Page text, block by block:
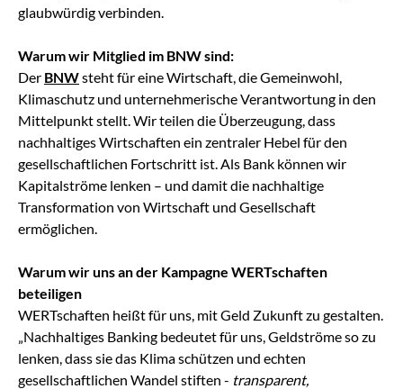
glaubwürdig verbinden.
Warum wir Mitglied im BNW sind:
Der BNWsteht für eine Wirtschaft, die Gemeinwohl,
Klimaschutz und unternehmerische Verantwortung in den
Mittelpunkt stellt. Wir teilen die Überzeugung, dass
nachhaltiges Wirtschaften ein zentraler Hebel für den
gesellschaftlichen Fortschritt ist. Als Bank können wir
Kapitalströme lenken – und damit die nachhaltige
Transformation von Wirtschaft und Gesellschaft
ermöglichen.
Warum wir uns an der Kampagne WERTschaften
beteiligen
WERTschaften heißt für uns, mit Geld Zukunft zu gestalten.
„Nachhaltiges Banking bedeutet für uns, Geldströme so zu
lenken, dass sie das Klima schützen und echten
gesellschaftlichen Wandel stiften - transparent,